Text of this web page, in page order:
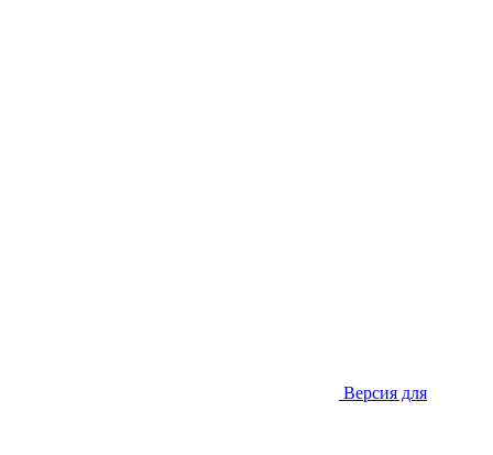
Версия для